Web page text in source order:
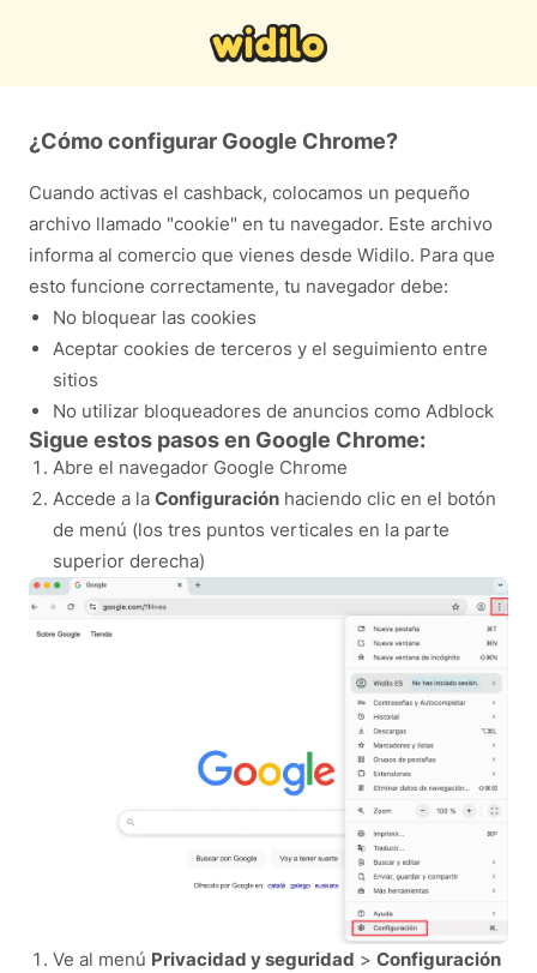
¿Cómo configurar Google Chrome?
Cuando activas el cashback, colocamos un pequeño
archivo llamado "cookie" en tu navegador. Este archivo
informa al comercio que vienes desde Widilo. Para que
esto funcione correctamente, tu navegador debe:
No bloquear las cookies
Aceptar cookies de terceros y el seguimiento entre
sitios
No utilizar bloqueadores de anuncios como Adblock
Sigue estos pasos en Google Chrome:
Abre el navegador Google Chrome
Accede a la Configuración haciendo clic en el botón
de menú (los tres puntos verticales en la parte
superior derecha)
Ve al menú Privacidad y seguridad > Configuración